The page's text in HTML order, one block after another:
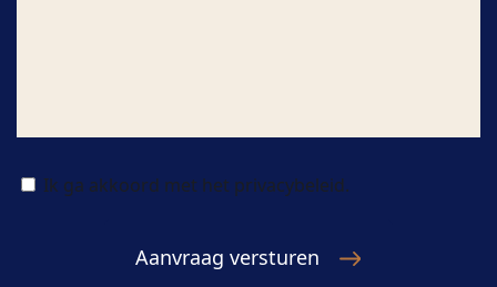
Ik ga akkoord met het privacybeleid.